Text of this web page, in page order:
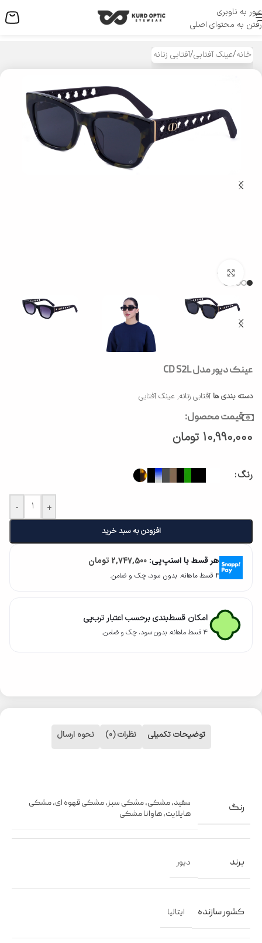
عبور به ناوبری
رفتن به محتوای اصلی
منو
خانه/عینک آفتابی/آفتابی زنانه
بزرگنمایی تصویر
عینک دیور مدل CD S2L
دسته بندی ها آفتابی زنانه, عینک آفتابی
قیمت محصول:
10,990,000 تومان
رنگ
- +
افزودن به سبد خرید
هر قسط با اسنپ‌پی: 2,747,500 تومان
۴ قسط ماهانه. بدون سود، چک و ضامن.
امکان قسط‌بندی برحسب اعتبار ترب‌پی
۴ قسط ماهانه. بدون سود، چک و ضامن.
توضیحات تکمیلی نظرات (0) نحوه ارسال
رنگ سفید,مشکی,مشکی سبز,مشکی قهوه ای,مشکی
هایلایت,هاوانا مشکی
برند دیور
کشور سازنده ایتالیا